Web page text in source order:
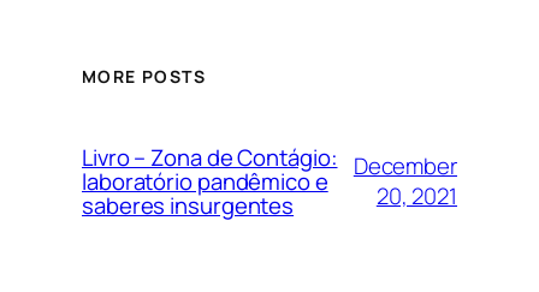
MORE POSTS
Livro – Zona de Contágio:
laboratório pandêmico e
saberes insurgentes
December
20, 2021